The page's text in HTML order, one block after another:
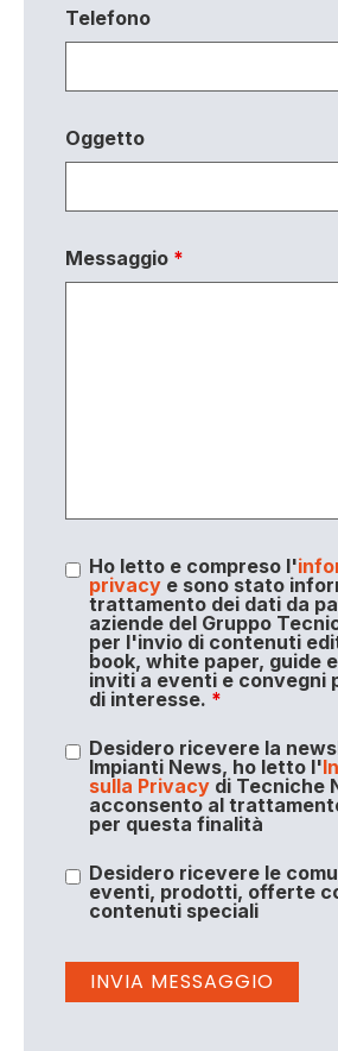
Telefono
Oggetto
Messaggio *
Ho letto e compreso l'
privacye sono stato
trattamento dei dati da
aziende del Gruppo
per l'invio di contenuti
book, white paper, guide
inviti a eventi e convegni
di interesse. *
Desidero ricevere la
Impianti News, ho letto l'
sulla Privacydi Tecniche
acconsento al
per questa finalità
Desidero ricevere le
eventi, prodotti, offerte
contenuti speciali